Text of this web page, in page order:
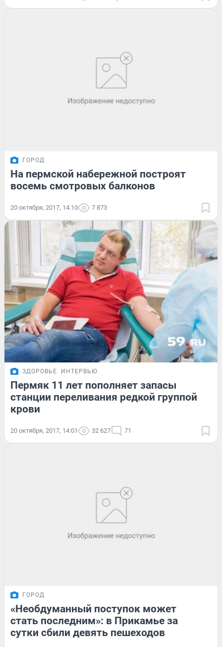
ГОРОД
На пермской набережной построят
восемь смотровых балконов
20 октября, 2017, 14:10 7 873
ЗДОРОВЬЕ ИНТЕРВЬЮ
Пермяк 11 лет пополняет запасы
станции переливания редкой группой
крови
20 октября, 2017, 14:01 32 627 71
ГОРОД
«Необдуманный поступок может
стать последним»: в Прикамье за
сутки сбили девять пешеходов